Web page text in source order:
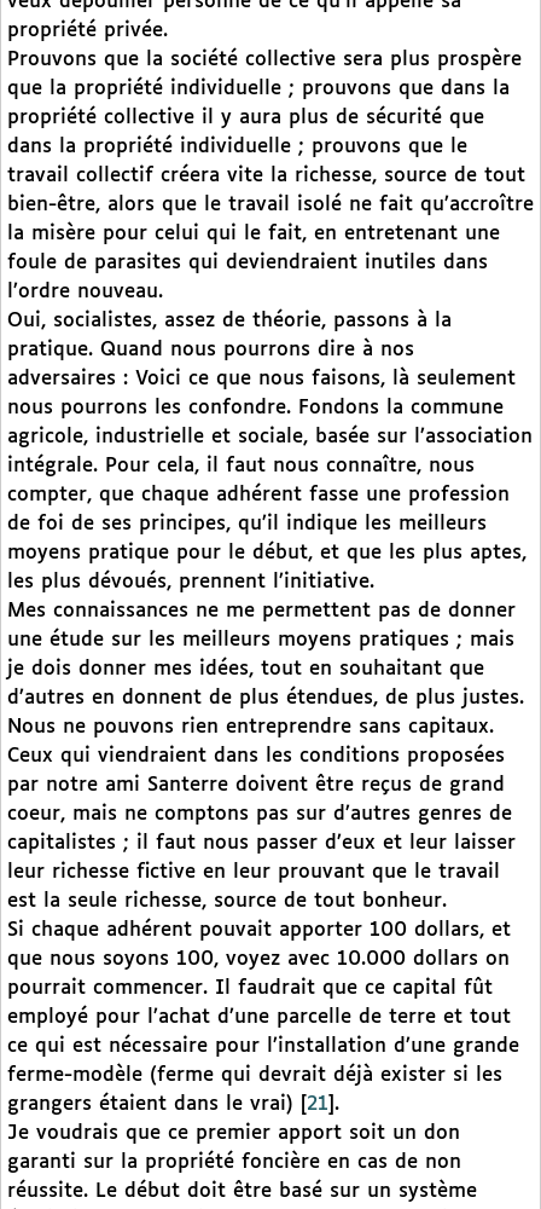
propriété privée.
Prouvons que la société collective sera plus prospère
que la propriété individuelle ; prouvons que dans la
propriété collective il y aura plus de sécurité que
dans la propriété individuelle ; prouvons que le
travail collectif créera vite la richesse, source de tout
bien-être, alors que le travail isolé ne fait qu’accroître
la misère pour celui qui le fait, en entretenant une
foule de parasites qui deviendraient inutiles dans
l’ordre nouveau.
Oui, socialistes, assez de théorie, passons à la
pratique. Quand nous pourrons dire à nos
adversaires : Voici ce que nous faisons, là seulement
nous pourrons les confondre. Fondons la commune
agricole, industrielle et sociale, basée sur l’association
intégrale. Pour cela, il faut nous connaître, nous
compter, que chaque adhérent fasse une profession
de foi de ses principes, qu’il indique les meilleurs
moyens pratique pour le début, et que les plus aptes,
les plus dévoués, prennent l’initiative.
Mes connaissances ne me permettent pas de donner
une étude sur les meilleurs moyens pratiques ; mais
je dois donner mes idées, tout en souhaitant que
d’autres en donnent de plus étendues, de plus justes.
Nous ne pouvons rien entreprendre sans capitaux.
Ceux qui viendraient dans les conditions proposées
par notre ami Santerre doivent être reçus de grand
coeur, mais ne comptons pas sur d’autres genres de
capitalistes ; il faut nous passer d’eux et leur laisser
leur richesse fictive en leur prouvant que le travail
est la seule richesse, source de tout bonheur.
Si chaque adhérent pouvait apporter 100 dollars, et
que nous soyons 100, voyez avec 10.000 dollars on
pourrait commencer. Il faudrait que ce capital fût
employé pour l’achat d’une parcelle de terre et tout
ce qui est nécessaire pour l’installation d’une grande
ferme-modèle (ferme qui devrait déjà exister si les
grangers étaient dans le vrai)
21 .
Je voudrais que ce premier apport soit un don
garanti sur la propriété foncière en cas de non
réussite. Le début doit être basé sur un système